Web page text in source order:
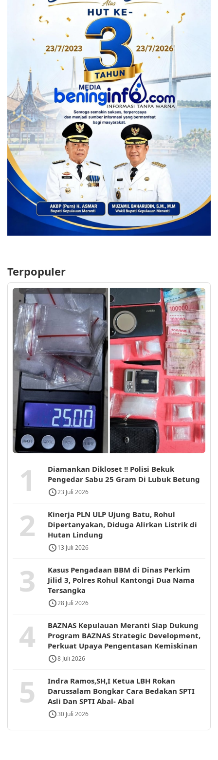
Terpopuler
1
Diamankan Dikloset !! Polisi Bekuk
Pengedar Sabu 25 Gram Di Lubuk Betung
23 Juli 2026
2
Kinerja PLN ULP Ujung Batu, Rohul
Dipertanyakan, Diduga Alirkan Listrik di
Hutan Lindung
13 Juli 2026
3
Kasus Pengadaan BBM di Dinas Perkim
Jilid 3, Polres Rohul Kantongi Dua Nama
Tersangka
28 Juli 2026
4
BAZNAS Kepulauan Meranti Siap Dukung
Program BAZNAS Strategic Development,
Perkuat Upaya Pengentasan Kemiskinan
8 Juli 2026
5
Indra Ramos,SH,I Ketua LBH Rokan
Darussalam Bongkar Cara Bedakan SPTI
Asli Dan SPTI Abal- Abal
30 Juli 2026